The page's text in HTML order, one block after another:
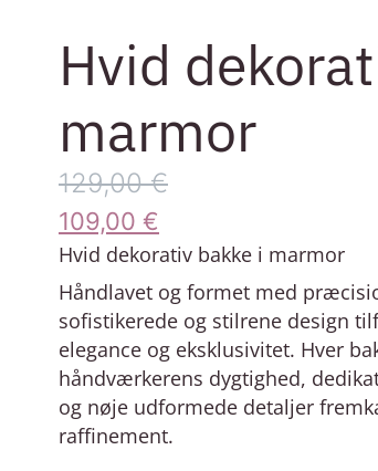
Hvid
marmor
129,00€
109,00 €
Hvid dekorativ bakke i marmor
Håndlavet og formet med
sofistikerede og stilrene design
elegance og eksklusivitet. Hver
håndværkerens dygtighed,
og nøje udformede detaljer
raffinement.